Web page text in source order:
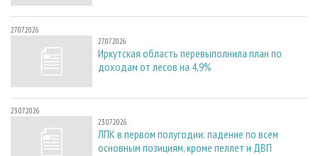
27.07.2026
27.07.2026
Иркутская область перевыполнила план по
доходам от лесов на 4,9%
23.07.2026
23.07.2026
ЛПК в первом полугодии: падение по всем
основным позициям, кроме пеллет и ДВП